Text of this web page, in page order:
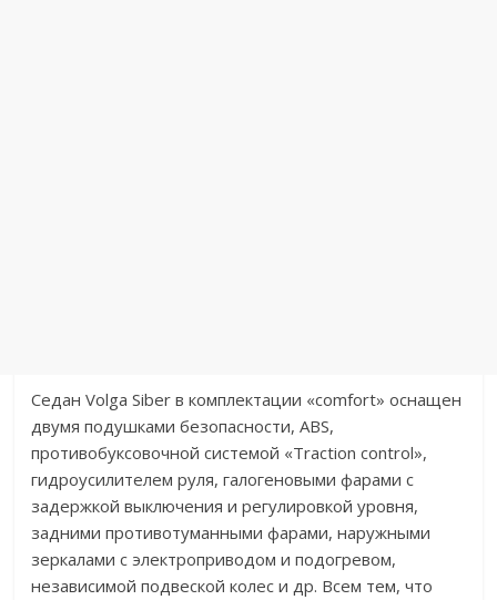
Седан Volga Siber в комплектации «comfort» оснащен
двумя подушками безопасности, ABS,
противобуксовочной системой «Traction control»,
гидроусилителем руля, галогеновыми фарами с
задержкой выключения и регулировкой уровня,
задними противотуманными фарами, наружными
зеркалами с электроприводом и подогревом,
независимой подвеской колес и др. Всем тем, что